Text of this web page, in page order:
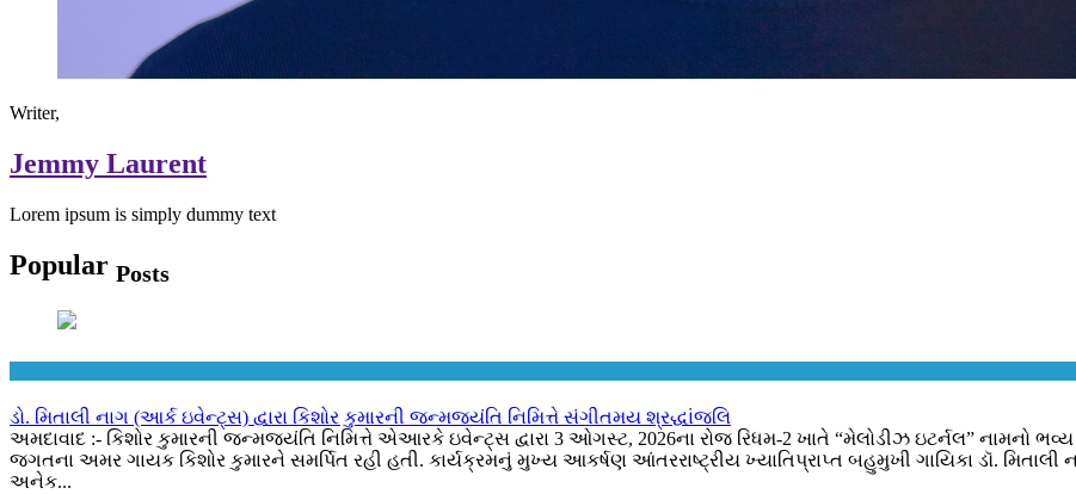
Writer,
Jemmy Laurent
Lorem ipsum is simply dummy text
Popular Posts
ડો. મિતાલી નાગ (આર્ક ઇવેન્ટ્સ) દ્વારા કિશોર કુમારની જન્મજયંતિ નિમિત્તે સંગીતમય શ્રદ્ધાંજલિ
અમદાવાદ :- કિશોર કુમારની જન્મજયંતિ નિમિત્તે એઆરકે ઇવેન્ટ્સ દ્વારા 3 ઓગસ્ટ, 2026ના રોજ રિધમ-2 ખાતે “મેલોડીઝ ઇટર્નલ” નામનો
જગતના અમર ગાયક કિશોર કુમારને સમર્પિત રહી હતી. કાર્યક્રમનું મુખ્ય આકર્ષણ આંતરરાષ્ટ્રીય ખ્યાતિપ્રાપ્ત બહુમુખી ગાયિકા ડૉ.
અનેક...